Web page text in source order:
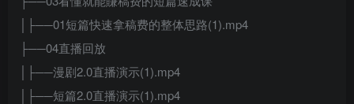
│├──01短篇快速拿稿费的整体思路(1).mp4
├──04直播回放
│├──漫剧2.0直播演示(1).mp4
│├──短篇2.0直播演示(1).mp4